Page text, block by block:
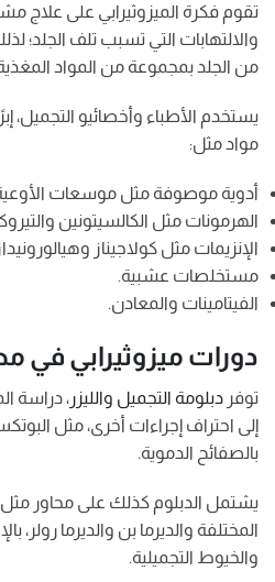
تقوم فكرة الميزوثيرابي على علاج
والالتهابات التي تسبب تلف الجلد؛
من الجلد بمجموعة من المواد
يستخدم الأطباء وأخصائيو التجميل،
مواد مثل:
أدوية موصوفة مثل موسعات الأوعية
الهرمونات مثل الكالسيتونين
الإنزيمات مثل كولاجيناز
مستخلصات عشبية.
الفيتامينات والمعادن.
دورات ميزوثيرابي في
توفر دبلومة التجميل والليزر ، دراسة
إلى احتراف إجراءات أخرى، مثل البوتكس
بالصفائح الدموية.
يشتمل الدبلوم كذلك على محاور مثل
المختلفة والديرما بن والديرما رولر،
والخيوط التجميلية.